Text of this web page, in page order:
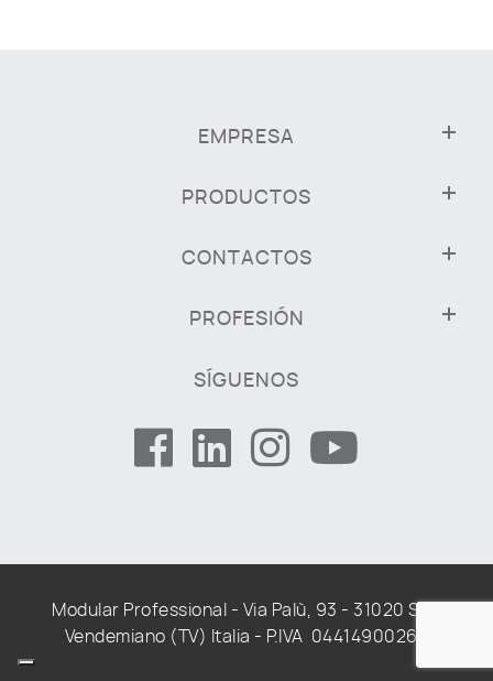
EMPRESA
PRODUCTOS
CONTACTOS
PROFESIÓN
SÍGUENOS
Modular Professional - Via Palù, 93 - 31020 San
Vendemiano (TV) Italia - P.IVA 04414900268